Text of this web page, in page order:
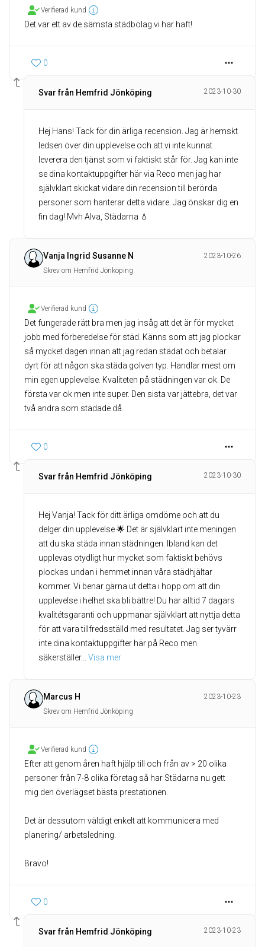
Verifierad kund
Det var ett av de sämsta städbolag vi har haft!
0
Svar från Hemfrid Jönköping 2023-10-30
Hej Hans! Tack för din ärliga recension. Jag är hemskt
ledsen över din upplevelse och att vi inte kunnat
leverera den tjänst som vi faktiskt står för. Jag kan inte
se dina kontaktuppgifter här via Reco men jag har
självklart skickat vidare din recension till berörda
personer som hanterar detta vidare. Jag önskar dig en
fin dag! Mvh Alva, Städarna 💧
Vanja Ingrid Susanne N
2023-10-26
Skrev om Hemfrid Jönköping
Verifierad kund
Det fungerade rätt bra men jag insåg att det är för mycket
jobb med förberedelse för städ. Känns som att jag plockar
så mycket dagen innan att jag redan städat och betalar
dyrt för att någon ska städa golven typ. Handlar mest om
min egen upplevelse. Kvaliteten på städningen var ok. De
första var ok men inte super. Den sista var jättebra, det var
två andra som städade då.
0
Svar från Hemfrid Jönköping 2023-10-30
Hej Vanja! Tack för ditt ärliga omdöme och att du
delger din upplevelse 🌟 Det är självklart inte meningen
att du ska städa innan städningen. Ibland kan det
upplevas otydligt hur mycket som faktiskt behövs
plockas undan i hemmet innan våra städhjältar
kommer. Vi benar gärna ut detta i hopp om att din
upplevelse i helhet ska bli bättre! Du har alltid 7 dagars
kvalitétsgaranti och uppmanar självklart att nyttja detta
för att vara tillfredsställd med resultatet. Jag ser tyvärr
inte dina kontaktuppgifter här på Reco men
säkerställer... Visa mer
Marcus H
2023-10-23
Skrev om Hemfrid Jönköping
Verifierad kund
Efter att genom åren haft hjälp till och från av > 20 olika
personer från 7-8 olika företag så har Städarna nu gett
mig den överlägset bästa prestationen.
Det är dessutom väldigt enkelt att kommunicera med
planering/ arbetsledning.
Bravo!
0
Svar från Hemfrid Jönköping 2023-10-23